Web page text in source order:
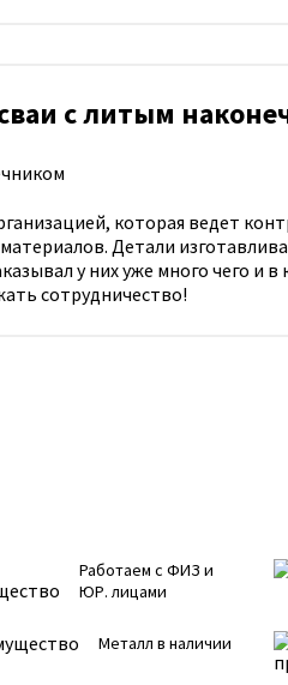
с литым
которая ведет
Детали
у них уже много чего и в
сотрудничество!
Работаем с ФИЗ и
ЮР. лицами
Металл в наличии